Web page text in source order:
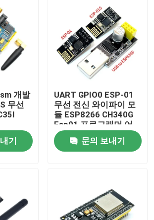
개발
무선
기
UART GPIO0 ESP-01
무선 전신 와이파이 모
듈 ESP8266 CH340G
Esp01 프로그래머 어
댑터
문의 보내기